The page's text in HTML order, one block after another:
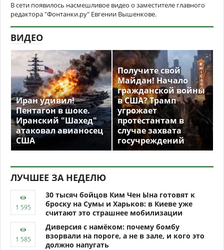
В сети появилось насмешливое видео о заместителе главного
редактора "Фонтанки.ру" Евгении Вышенкове.
ВИДЕО
Иран удивил!
Пентагон в шоке.
Иранский "Шахед"
атаковал авианосец
США
Получите свой
Майдан! Начало
гражданской войны
в США? Трамп
угрожает
протестантам в
случае захвата
госучреждений
ЛУЧШЕЕ ЗА НЕДЕЛЮ
30 тысяч бойцов Ким Чен Ына готовят к
броску на Сумы и Харьков: в Киеве уже
считают это страшнее мобилизации
Диверсия с намёком: почему бомбу
взорвали на пороге, а не в зале, и кого это
должно напугать